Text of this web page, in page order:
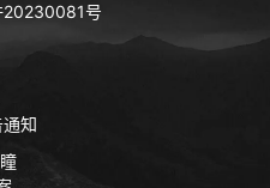
20230081号
知